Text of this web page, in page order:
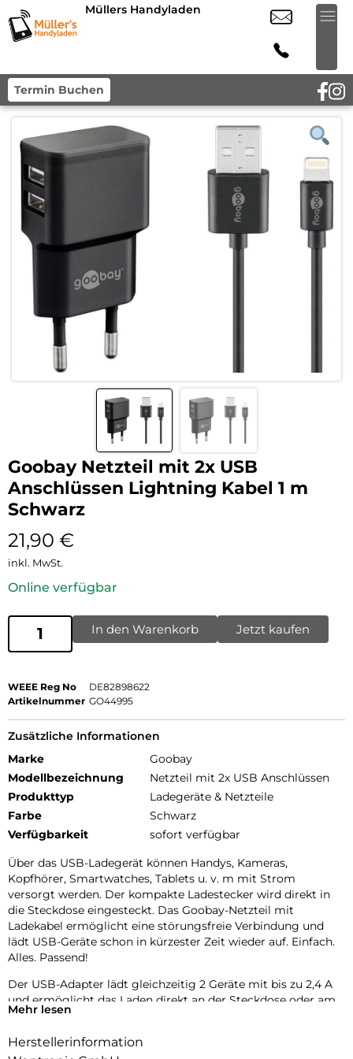
Müllers Handyladen
Termin Buchen
Goobay Netzteil mit 2x USB
Anschlüssen Lightning Kabel 1 m
Schwarz
21,90 €
inkl. MwSt.
Online verfügbar
In den Warenkorb Jetzt kaufen
WEEE Reg No
DE82898622
Artikelnummer GO44995
Zusätzliche Informationen
Marke
Goobay
Modellbezeichnung
Netzteil mit 2x USB Anschlüssen
Produkttyp
Ladegeräte & Netzteile
Farbe
Schwarz
Verfügbarkeit
sofort verfügbar
Über das USB-Ladegerät können Handys, Kameras,
Kopfhörer, Smartwatches, Tablets u. v. m mit Strom
versorgt werden. Der kompakte Ladestecker wird direkt in
die Steckdose eingesteckt. Das Goobay-Netzteil mit
Ladekabel ermöglicht eine störungsfreie Verbindung und
lädt USB-Geräte schon in kürzester Zeit wieder auf. Einfach.
Alles. Passend!
Der USB-Adapter lädt gleichzeitig 2 Geräte mit bis zu 2,4 A
und ermöglicht das Laden direkt an der Steckdose oder am
PC.
Der USB-Ladestecker ist aufgrund des Apple Lightning-
Mehr lesen
Herstellerinformation